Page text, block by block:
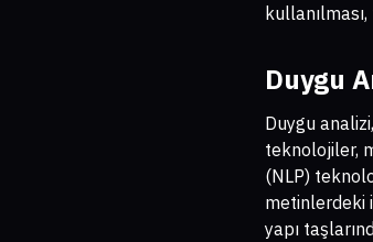
Duygu
Duygu
teknolojiler,
(NLP)
metinlerdeki
yapı